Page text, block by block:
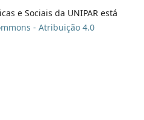
e Sociais da UNIPAR está
- Atribuição 4.0